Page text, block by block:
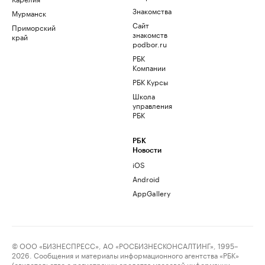
Мурманск
Приморский
край
Знакомства
Сайт
знакомств
podbor.ru
РБК
Компании
РБК Курсы
Школа
управления
РБК
РБК
Новости
iOS
Android
AppGallery
© ООО «БИЗНЕСПРЕСС», АО «РОСБИЗНЕСКОНСАЛТИНГ», 1995–
2026. Сообщения и материалы информационного агентства «РБК»